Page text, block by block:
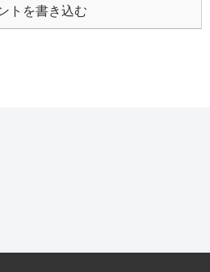
トを書き込む